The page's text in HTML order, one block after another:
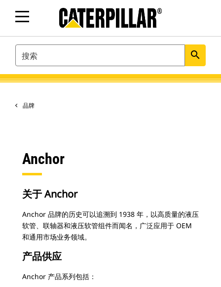
SEARCH search
品牌
Anchor
关于 Anchor
Anchor 品牌的历史可以追溯到 1938 年，以高质量的液压
软管、联轴器和液压软管组件而闻名，广泛应用于 OEM
和通用市场业务领域。
产品供应
Anchor 产品系列包括：